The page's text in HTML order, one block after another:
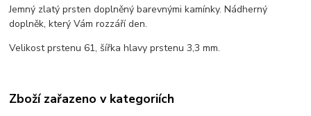
Jemný zlatý prsten doplněný barevnými kamínky. Nádherný
doplněk, který Vám rozzáří den.
Velikost prstenu 61, šířka hlavy prstenu 3,3 mm.
Zboží zařazeno v kategoriích